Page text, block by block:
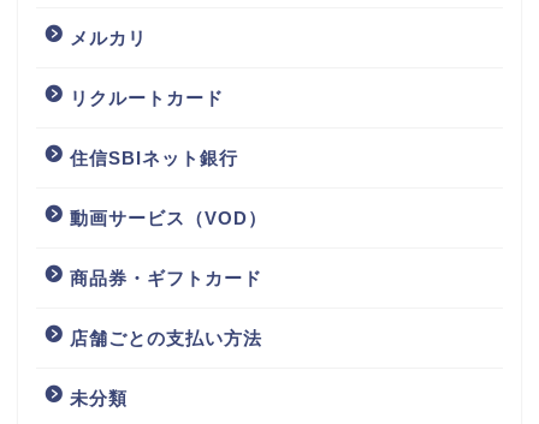
メルカリ
リクルートカード
住信SBIネット銀行
動画サービス（VOD）
商品券・ギフトカード
店舗ごとの支払い方法
未分類